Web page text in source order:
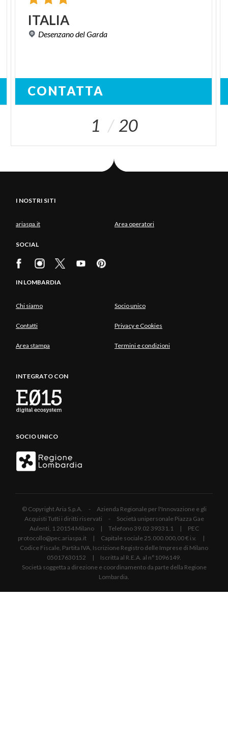
ITALIA
DesenzanodelGarda
CONTATTA
1 20
I NOSTRI SITI
ariaspa.it Area operatori
SOCIAL
IN LOMBARDIA
Chi siamo Socio unico
Contatti Privacy e Cookies
Area stampa Termini e condizioni
INTEGRATO CON
SOCIO UNICO
© Copyright Aria S.p.A. - Azienda Regionale per l'Innovazione e gli
Acquisti Tutti i diritti riservati - Società unipersonale Piazza Gae
Aulenti, 1 20154 Milano | Telefono 39.02 39331.1 | PEC
protocollo@pec.ariaspa.it | Capitale sociale 25.000.000,00 € i.v. |
Codice Fiscale, Partita IVA, Iscrizione Registro delle Imprese di Milano
05017630152 | Iscritta al R.E.A. al n°1096149.
Società soggetta a direzione e coordinamento da parte della Regione
Lombardia.